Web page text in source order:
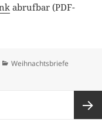
abrufbar (PDF-
Kategorien
Weihnachtsbriefe